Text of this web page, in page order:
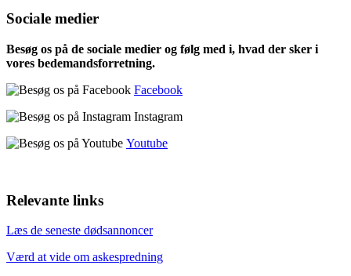
Sociale medier
Besøg os på de sociale medier og følg med i, hvad der sker i
vores bedemandsforretning.
Facebook
Instagram
Youtube
Relevante links
Læs de seneste dødsannoncer
Værd at vide om askespredning